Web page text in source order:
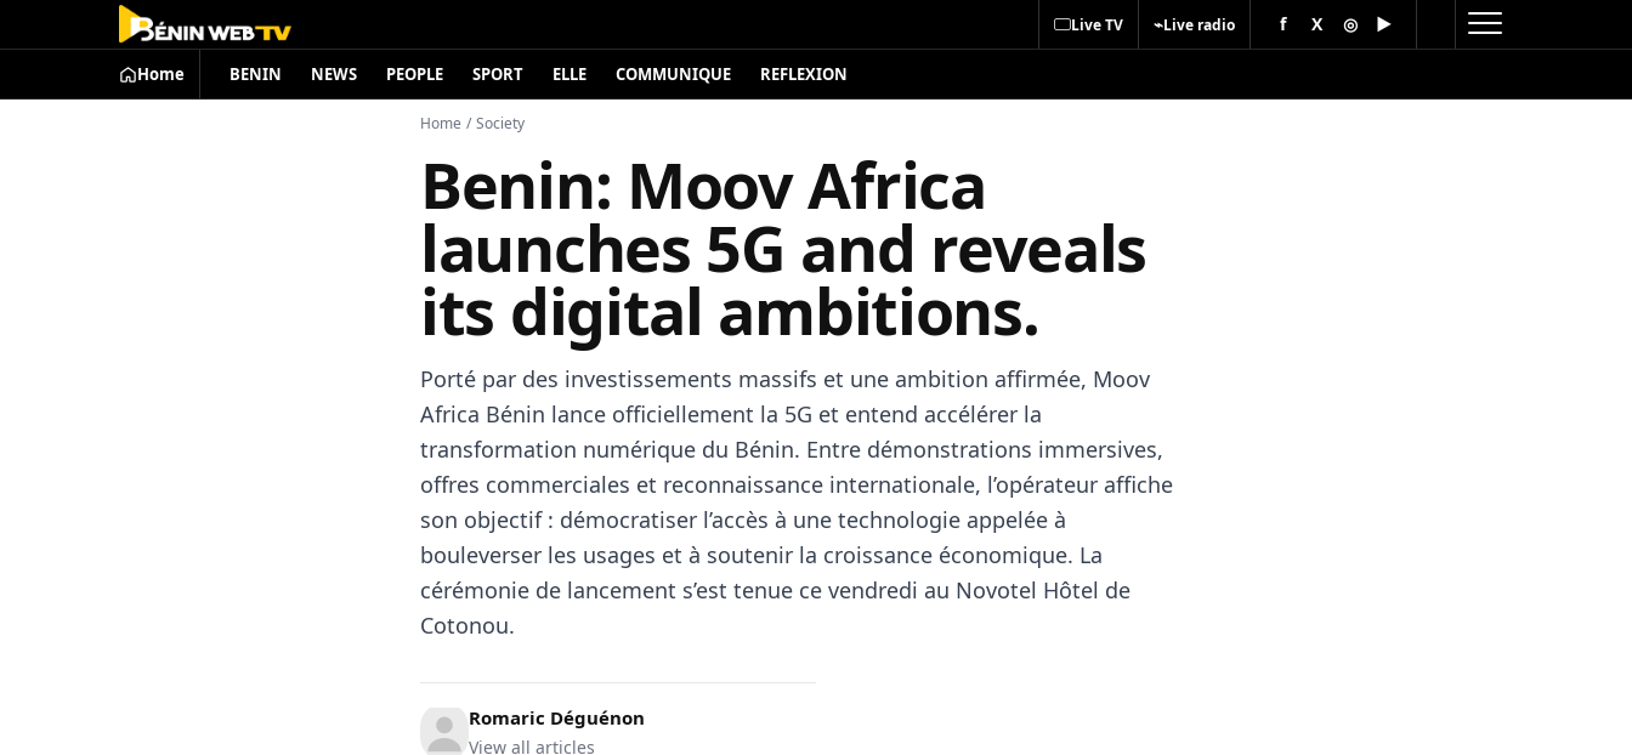
Live TV ⌁Live radio f X ◎ ▶
Home BENIN NEWS PEOPLE SPORT ELLE COMMUNIQUE REFLEXION
Home / Society
Benin: Moov Africa
launches 5G and reveals
its digital ambitions.
Porté par des investissements massifs et une ambition affirmée, Moov
Africa Bénin lance officiellement la 5G et entend accélérer la
transformation numérique du Bénin. Entre démonstrations immersives,
offres commerciales et reconnaissance internationale, l’opérateur affiche
son objectif : démocratiser l’accès à une technologie appelée à
bouleverser les usages et à soutenir la croissance économique. La
cérémonie de lancement s’est tenue ce vendredi au Novotel Hôtel de
Cotonou.
Romaric Déguénon
View all articles